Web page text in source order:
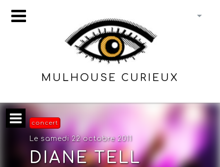
MULHOUSE CURIEUX
concert
Le samedi 22 octobre 2011
DIANE TELL